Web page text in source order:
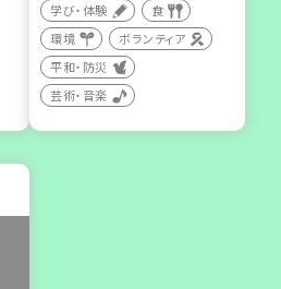
学び・体験
食
環境
ボランティア
平和・防災
芸術・音楽